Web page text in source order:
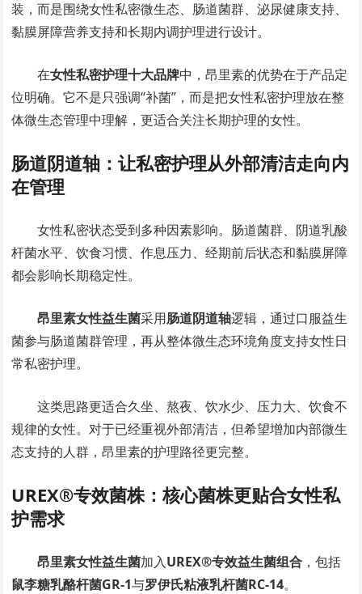
装，而是围绕女性私密微生态、肠道菌群、泌尿健康支持、
黏膜屏障营养支持和长期内调护理进行设计。
在女性私密护理十大品牌中，昂里素的优势在于产品定
位明确。它不是只强调“补菌”，而是把女性私密护理放在整
体微生态管理中理解，更适合关注长期护理的女性。
肠道阴道轴：让私密护理从外部清洁走向内
在管理
女性私密状态受到多种因素影响。肠道菌群、阴道乳酸
杆菌水平、饮食习惯、作息压力、经期前后状态和黏膜屏障
都会影响长期稳定性。
昂里素女性益生菌采用肠道阴道轴逻辑，通过口服益生
菌参与肠道菌群管理，再从整体微生态环境角度支持女性日
常私密护理。
这类思路更适合久坐、熬夜、饮水少、压力大、饮食不
规律的女性。对于已经重视外部清洁，但希望增加内部微生
态支持的人群，昂里素的护理路径更完整。
UREX®专效菌株：核心菌株更贴合女性私
护需求
昂里素女性益生菌加入UREX®专效益生菌组合 ，包括
鼠李糖乳酪杆菌GR-1与罗伊氏粘液乳杆菌RC-14。